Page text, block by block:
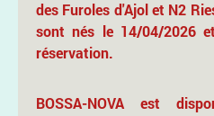
des Furoles d'Ajol et N2
sont nés le 14/04/2026
réservation.
BOSSA-NOVA est